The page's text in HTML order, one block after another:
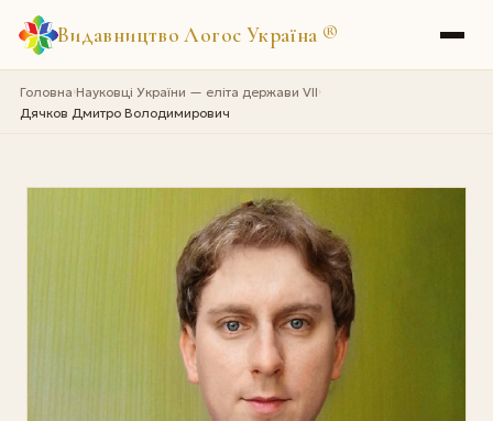
Видавництво Логос Україна ®
Головна›Науковці України — еліта держави VII›
Дячков Дмитро Володимирович